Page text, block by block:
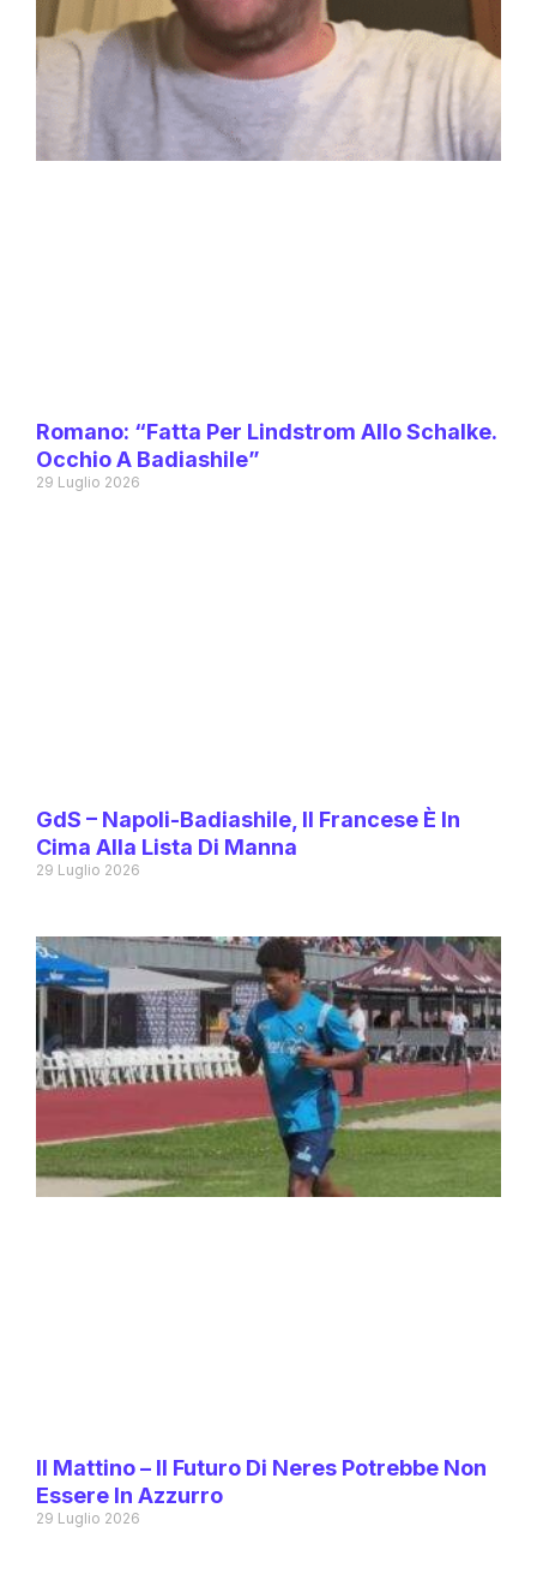
Romano: “Fatta Per Lindstrom Allo Schalke.
Occhio A Badiashile”
29 Luglio 2026
GdS – Napoli-Badiashile, Il Francese È In
Cima Alla Lista Di Manna
29 Luglio 2026
Il Mattino – Il Futuro Di Neres Potrebbe Non
Essere In Azzurro
29 Luglio 2026